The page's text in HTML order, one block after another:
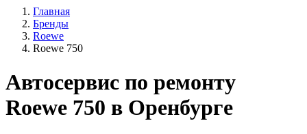
Главная
Бренды
Roewe
Roewe 750
Автосервис по ремонту
Roewe 750 в Оренбурге